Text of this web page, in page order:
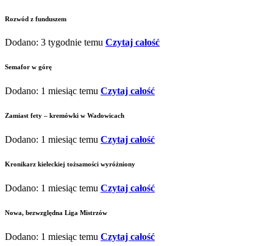
Rozwód z funduszem
Dodano: 3 tygodnie temu Czytaj całość
Semafor w górę
Dodano: 1 miesiąc temu Czytaj całość
Zamiast fety – kremówki w Wadowicach
Dodano: 1 miesiąc temu Czytaj całość
Kronikarz kieleckiej tożsamości wyróżniony
Dodano: 1 miesiąc temu Czytaj całość
Nowa, bezwzględna Liga Mistrzów
Dodano: 1 miesiąc temu Czytaj całość